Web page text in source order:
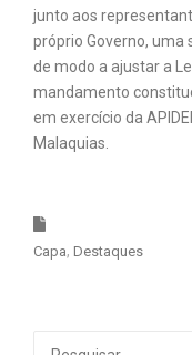
junto aos
próprio Governo, uma
de modo a ajustar a
mandamento
em exercício da
Malaquias.
Capa Destaques